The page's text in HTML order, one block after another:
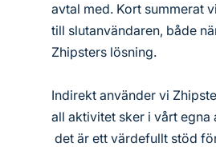
avtal med. Kort summerat
till slutanvändaren, både
Zhipsters lösning.
Indirekt använder vi
all aktivitet sker i vårt egna
det är ett värdefullt stöd